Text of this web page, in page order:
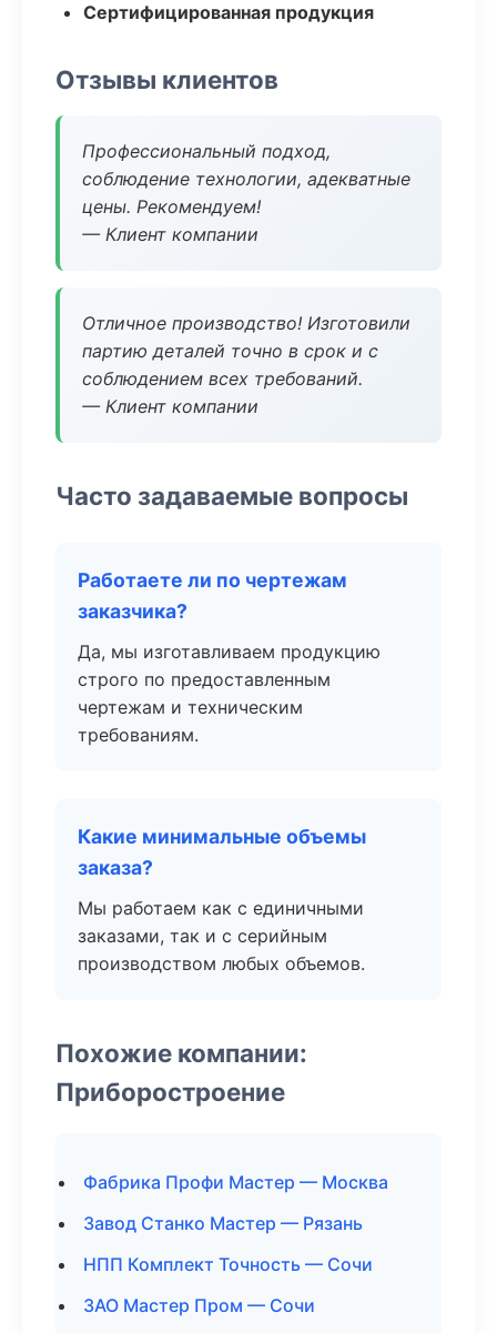
Сертифицированная продукция
Отзывы клиентов
Профессиональный подход,
соблюдение технологии, адекватные
цены. Рекомендуем!
— Клиент компании
Отличное производство! Изготовили
партию деталей точно в срок и с
соблюдением всех требований.
— Клиент компании
Часто задаваемые вопросы
Работаете ли по чертежам
заказчика?
Да, мы изготавливаем продукцию
строго по предоставленным
чертежам и техническим
требованиям.
Какие минимальные объемы
заказа?
Мы работаем как с единичными
заказами, так и с серийным
производством любых объемов.
Похожие компании:
Приборостроение
Фабрика Профи Мастер — Москва
Завод Станко Мастер — Рязань
НПП Комплект Точность — Сочи
ЗАО Мастер Пром — Сочи